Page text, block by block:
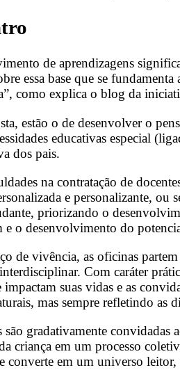
de aprendizagens
essa base que se
como explica o blog da
estão o de desenvolver o
educativas especial
dos pais.
na contratação de
e personalizante,
priorizando o
e o desenvolvimento do
de vivência, as oficinas
Com caráter
suas vidas e as
mas sempre refletindo
são gradativamente
criança em um processo
converte em um universo